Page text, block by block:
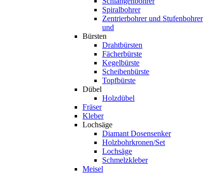
Spiralbohrer
Zentrierbohrer und Stufenbohrer
und
Bürsten
Drahtbürsten
Fächerbürste
Kegelbürste
Scheibenbürste
Topfbürste
Dübel
Holzdübel
Fräser
Kleber
Lochsäge
Diamant Dosensenker
Holzbohrkronen/Set
Lochsäge
Schmelzkleber
Meisel